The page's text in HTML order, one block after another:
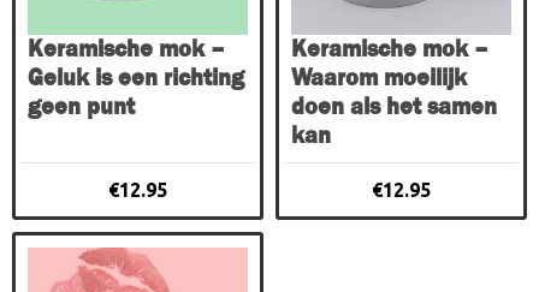
Keramische mok –
Geluk is een richting
geen punt
€12.95
Keramische mok –
Waarom moeilijk
doen als het samen
kan
€12.95